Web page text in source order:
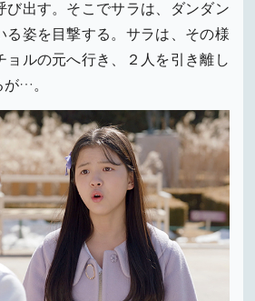
び出す。そこでサラは、ダンダン
る姿を目撃する。サラは、その様
ョルの元へ行き、２人を引き離し
…。